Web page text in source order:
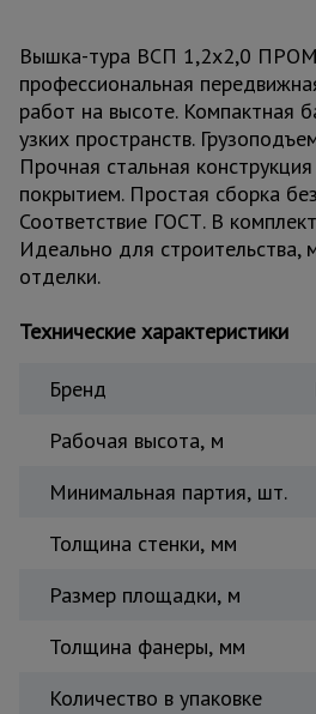
Лестницы
и
Металл и
Вышка-тура ВСП 1,2x2,0
профессиональная
работ на высоте. Компактная
узких пространств.
Прочная стальная
покрытием. Простая сборка
Соответствие ГОСТ. В
Идеально для строительства,
отделки.
Технические характеристики
Бренд
Рабочая высота, м
Минимальная партия, шт.
Толщина стенки, мм
Размер площадки, м
Толщина фанеры, мм
Количество в упаковке